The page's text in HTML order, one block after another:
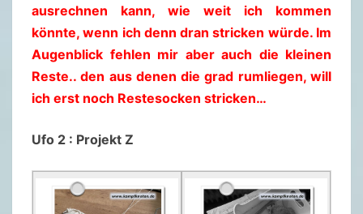
ausrechnen kann, wie weit ich kommen
könnte, wenn ich denn dran stricken würde. Im
Augenblick fehlen mir aber auch die kleinen
Reste.. den aus denen die grad rumliegen, will
ich erst noch Restesocken stricken…
Ufo 2 : Projekt Z